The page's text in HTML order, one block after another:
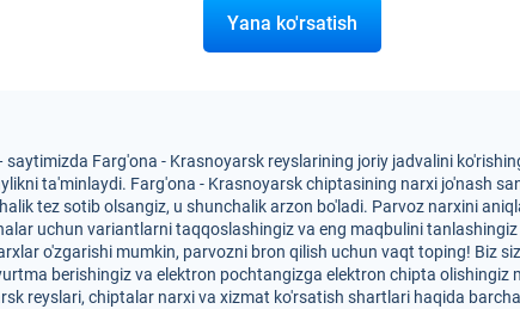
Yana ko'rsatish
Farg'ona - Krasnoyarsk reyslarining joriy jadvalini
ta'minlaydi. Farg'ona - Krasnoyarsk chiptasining narxi jo'nash
tez sotib olsangiz, u shunchalik arzon bo'ladi. Parvoz narxini
uchun variantlarni taqqoslashingiz va eng maqbulini
o'zgarishi mumkin, parvozni bron qilish uchun vaqt toping! Biz
berishingiz va elektron pochtangizga elektron chipta olishingiz
reyslari, chiptalar narxi va xizmat ko'rsatish shartlari haqida